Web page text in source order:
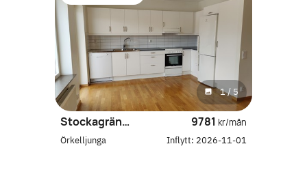
1/ 5
Stockagränden 7 9781 kr/mån
Örkelljunga
Inflytt: 2026-11-01